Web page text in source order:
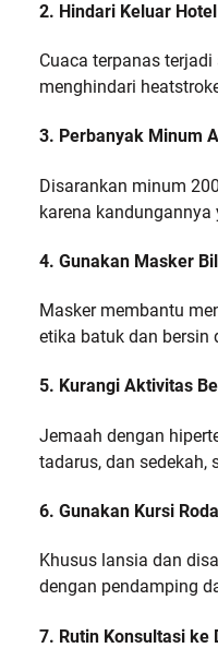
2. Hindari Keluar
Cuaca terpanas
menghindari
3. Perbanyak Minum
Disarankan minum
karena kandungannya
4. Gunakan Masker
Masker membantu
etika batuk dan bersin
5. Kurangi Aktivitas
Jemaah dengan
tadarus, dan sedekah,
6. Gunakan Kursi
Khusus lansia dan
dengan pendamping
7. Rutin Konsultasi ke